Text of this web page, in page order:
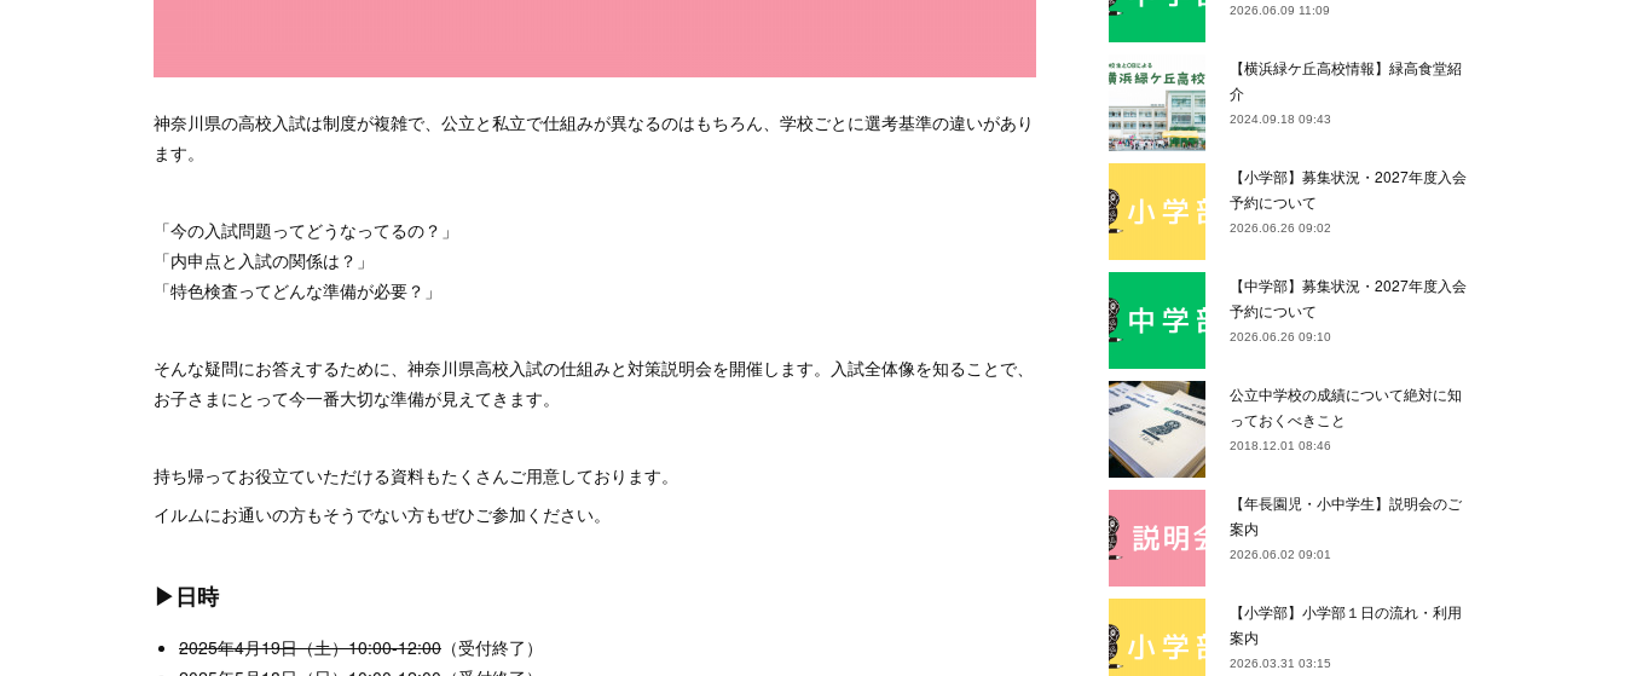
神奈川県の高校入試は制度が複雑で、公立と私立で仕組みが異なるのはもちろん、学校ごとに選考基準の違いがあり
ます。
「今の入試問題ってどうなってるの？」
「内申点と入試の関係は？」
「特色検査ってどんな準備が必要？」
そんな疑問にお答えするために、神奈川県高校入試の仕組みと対策説明会を開催します。入試全体像を知ることで、
お子さまにとって今一番大切な準備が見えてきます。
持ち帰ってお役立ていただける資料もたくさんご用意しております。
イルムにお通いの方もそうでない方もぜひご参加ください。
▶日時
2025年4月19日（土）10:00-12:00 （受付終了）
2026.06.09 11:09
【横浜緑ケ丘高校情報】緑高食堂紹
介
2024.09.18 09:43
【小学部】募集状況・2027年度入会
予約について
2026.06.26 09:02
【中学部】募集状況・2027年度入会
予約について
2026.06.26 09:10
公立中学校の成績について絶対に知
っておくべきこと
2018.12.01 08:46
【年長園児・小中学生】説明会のご
案内
2026.06.02 09:01
【小学部】小学部１日の流れ・利用
案内
2026.03.31 03:15